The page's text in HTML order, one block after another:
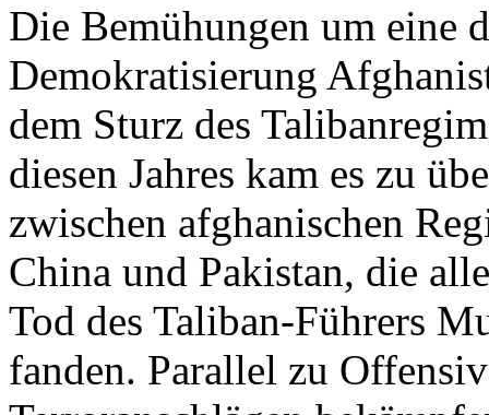
Die Bemühungen um eine
Demokratisierung
dem Sturz des
diesen Jahres kam es zu
zwischen afghanischen
China und Pakistan, die
Tod des Taliban-Führers
fanden. Parallel zu